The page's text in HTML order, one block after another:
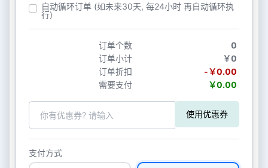
自动循环订单 (如未来30天, 每24小时 再自动循环执
行)
订单个数
0
订单小计
￥0
订单折扣
-￥0.00
需要支付
￥0.00
使用优惠券
支付方式